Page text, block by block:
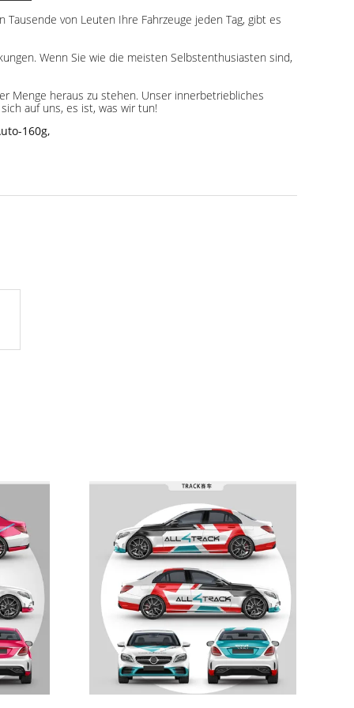
von Leuten Ihre Fahrzeuge jeden Tag, gibt es
Wenn Sie wie die meisten Selbstenthusiasten sind,
Menge heraus zu stehen. Unser innerbetriebliches
auf uns, es ist, was wir tun!
160g,